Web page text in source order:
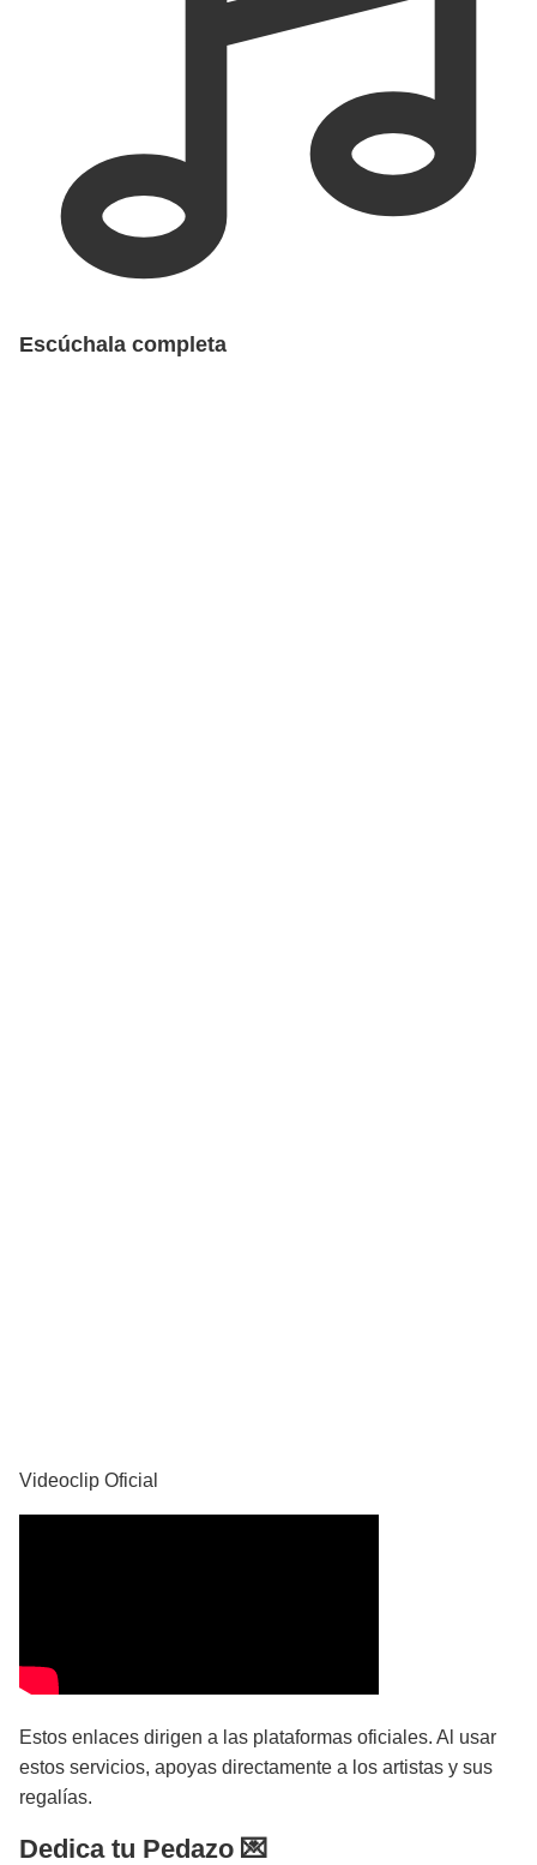
Escúchala completa
Videoclip Oficial
Estos enlaces dirigen a las plataformas oficiales. Al usar
estos servicios, apoyas directamente a los artistas y sus
regalías.
Dedica tu Pedazo 💌